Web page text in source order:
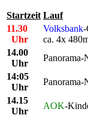
Startzeit Lauf
11.30
Uhr
Volksbank-
ca. 4x
14.00
Uhr
14:05
Uhr
14.15
Uhr
AOK-